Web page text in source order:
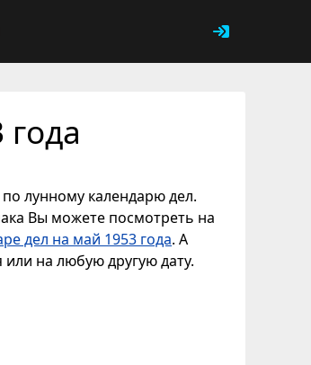
лунному календарю дел.
Вы можете посмотреть на
дел на май 1953 года. А
на любую другую дату.